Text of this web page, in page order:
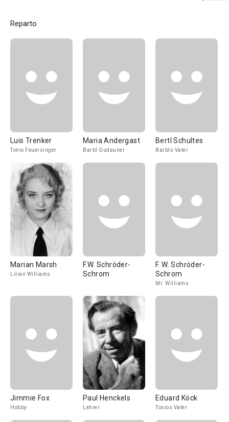
Reparto
Luis Trenker
Tonio Feuersinger
Maria Andergast
Barbl Gudauner
Bertl Schultes
Barbls Vater
Marian Marsh
Lilian Williams
F.W. Schröder-
Schrom
F. W. Schröder-
Schrom
Mr. Williams
Jimmie Fox
Hobby
Paul Henckels
Lehrer
Eduard Köck
Tonios Vater